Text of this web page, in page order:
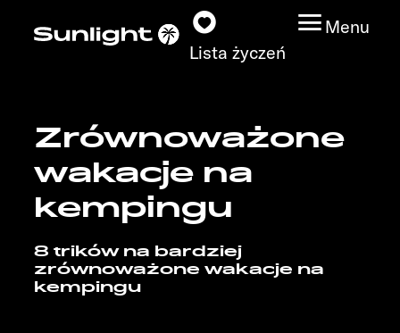
Lista życzeń
Menu
Modele
Wyszukiwarka
pojazdów
Wyszukiwanie
dystrybutorów
Zrównoważone
wakacje na
kempingu
8 trików na bardziej
zrównoważone wakacje na
kempingu